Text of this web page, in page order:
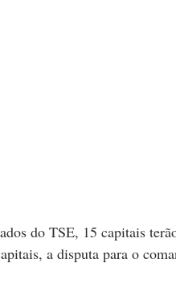
do TSE, 15 capitais
a disputa para o